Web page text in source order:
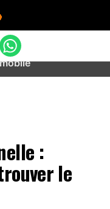
'/' in
class-bots.php
:
le